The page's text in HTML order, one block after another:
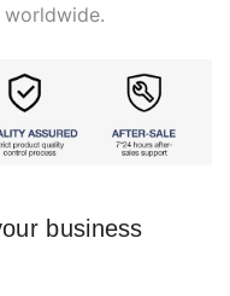
business